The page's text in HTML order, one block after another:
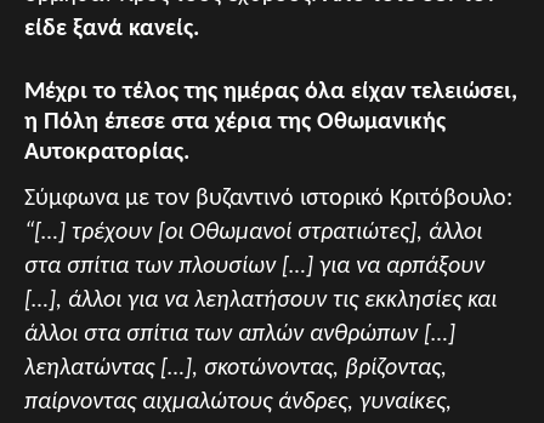
είδε ξανά κανείς.
Μέχρι το τέλος της ημέρας όλα είχαν τελειώσει,
η Πόλη έπεσε στα χέρια της Οθωμανικής
Αυτοκρατορίας.
Σύμφωνα με τον βυζαντινό ιστορικό Κριτόβουλο:
“[…] τρέχουν [οι Οθωμανοί στρατιώτες], άλλοι
στα σπίτια των πλουσίων […] για να αρπάξουν
[…], άλλοι για να λεηλατήσουν τις εκκλησίες και
άλλοι στα σπίτια των απλών ανθρώπων […]
λεηλατώντας […], σκοτώνοντας, βρίζοντας,
παίρνοντας αιχμαλώτους άνδρες, γυναίκες,